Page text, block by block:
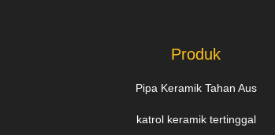
Produk
Pipa Keramik Tahan Aus
katrol keramik tertinggal